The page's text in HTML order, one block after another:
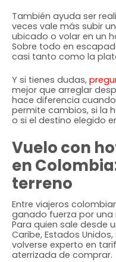
También ayuda ser
veces vale más subir
ubicado o volar en un
Sobre todo en
casi tanto como la
Y si tienes dudas,
mejor que arreglar
hace diferencia
permite cambios, si la
o si el destino elegido
Vuelo con
en
terreno
Entre viajeros
ganado fuerza por una
Para quien sale desde
Caribe, Estados
volverse experto en
aterrizada de comprar.